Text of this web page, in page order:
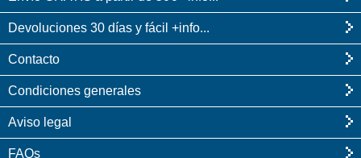
Devoluciones 30 días y fácil +info...
Contacto
Condiciones generales
Aviso legal
FAQs